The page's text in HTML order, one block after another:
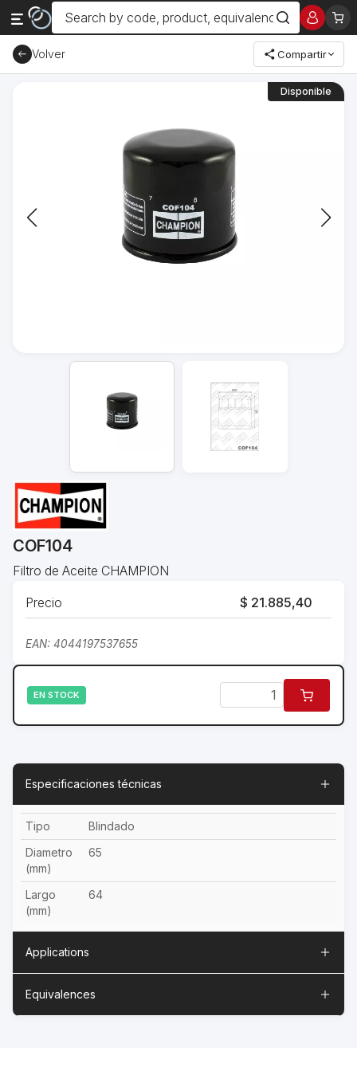
Volver Compartir
Disponible
COF104
Filtro de Aceite CHAMPION
Precio
$ 21.885,40
EAN: 4044197537655
EN STOCK
Especificaciones técnicas
Tipo
Blindado
Diametro
(mm)
65
Largo
(mm)
64
Applications
Equivalences